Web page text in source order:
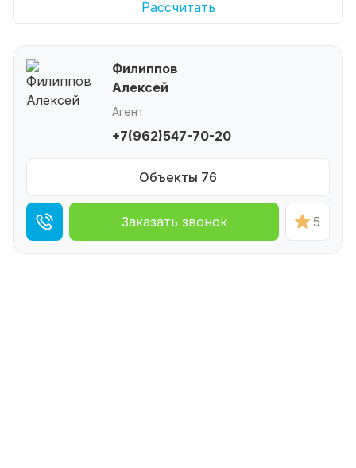
Рассчитать
Филиппов
Алексей
Агент
+7(962)547-70-20
Объекты 76
Заказать звонок 5